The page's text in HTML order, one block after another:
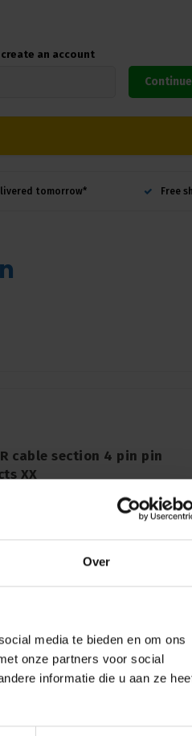
Over
media te bieden en om ons
onze partners voor social
informatie die u aan ze
an account
Continue
tomorrow* Free
cable section 4 pin pin
XX
4-pin XLR cable section with
contacts. Reliable audio